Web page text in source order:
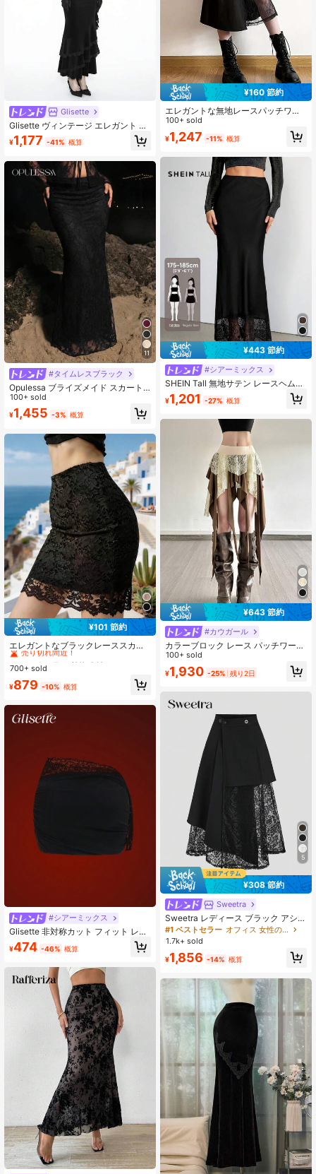
Glisette
Glisette ヴィンテージ エレガント ブ
ラックベルベットスカート レディー
ス、ゴシック 秋 ゴシックヴァンパイ
ト、フリル装飾 葬儀 ディナーウェ
ア、プチサイズ女性
¥1,177 -41% 概算
11
#タイムレスブラック
Opulessa ブライズメイド スカート
バケーション ソリッドカラー レース
スカート レディース 秋 レディース
パーティー ディナー
100+ sold
¥1,455 -3% 概算
¥101 節約
エレガントなブラックレーススカー
ト、ハイウエスト スリミング レース
ボディコンミニスカート、多用途 レ
トスカート 夏
#6 ベストセラー
植物 女性のスカート
売り切れ間近！
#6 ベストセラー
売り切れ間近！
#6 ベストセラー
売り切れ間近！
#6 ベストセラー
売り切れ間近！
700+ sold
¥879 -10% 概算
#シアーミックス
Glisette 非対称カット フィット レー
ス装飾 魅力的なファッション レディ
ーススカート、春夏
¥474 -46% 概算
¥160 節約
エレガントな無地レースパッチワー
ク ハイスリットスカート、ウエスト
部分伸縮性あり ヴィンテージフレア
スカート パーティー、フォーマルデ
100+ sold
¥1,247 -11% 概算
¥443 節約
#シアーミックス
SHEIN Tall 無地サテン レースヘムデ
ィテール ローライズ ミディスカー
ト、高身長女性向け
¥1,201 -27% 概算
¥643 節約
#カウガール
カラーブロック レース パッチワーク
アシンメトリーヘム スカート、カー
ニバル、コンサート、ビーチ、バケ
ーションに適しています
100+ sold
¥1,930 -25% 残り2日
5
¥308 節約
Sweetra
Sweetra レディース ブラック アシン
メトリー 透かし彫り レースパッチワ
ーク スーツスカート、スリミング ミ
#1 ベストセラー
オフィス 女性のスカート
1.7k+ sold
¥1,856 -14% 概算